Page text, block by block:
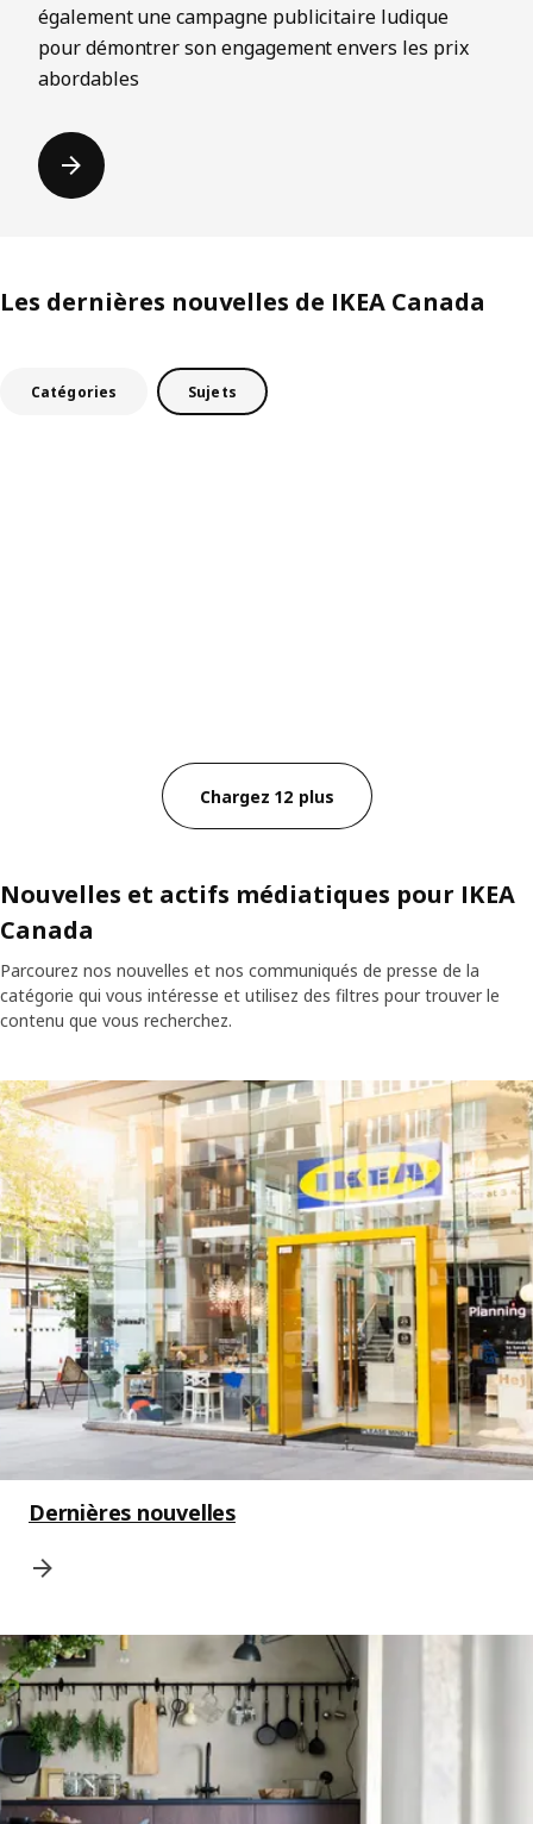
également une campagne publicitaire ludique
pour démontrer son engagement envers les prix
abordables
Les dernières nouvelles de IKEA Canada
Catégories Sujets
Chargez 12 plus
Nouvelles et actifs médiatiques pour IKEA
Canada
Parcourez nos nouvelles et nos communiqués de presse de la
catégorie qui vous intéresse et utilisez des filtres pour trouver le
contenu que vous recherchez.
Dernières nouvelles